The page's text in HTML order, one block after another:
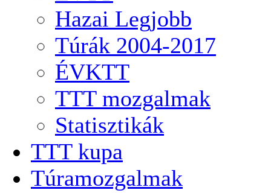
Hazai Legjobb
Túrák 2004-2017
ÉVKTT
TTT mozgalmak
Statisztikák
TTT kupa
Túramozgalmak